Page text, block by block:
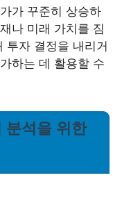
가 꾸준히 상승하
나 미래 가치를 짐
투자 결정을 내리거
하는 데 활용할 수
분석을 위한